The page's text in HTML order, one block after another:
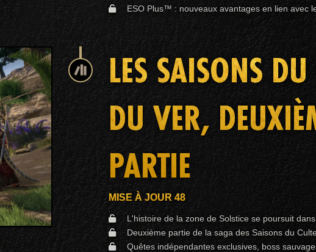
ESO Plus™ : nouveaux avantages en lien avec
LES SAISONS DU
DU VER,
PARTIE
MISE À JOUR 48
L'histoire de la zone de Solstice se poursuit
Deuxième partie de la saga des Saisons du
Quêtes indépendantes exclusives, boss